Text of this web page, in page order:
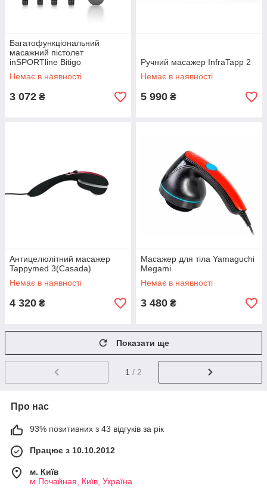
Багатофункціональний
масажний пістолет
inSPORTline Bitigo
Немає в наявності
3 072 ₴
Ручний масажер InfraTapp 2
Немає в наявності
5 990 ₴
Антицелюлітний масажер
Tappymed 3(Casada)
Немає в наявності
4 320 ₴
Масажер для тіла Yamaguchi
Megami
Немає в наявності
3 480 ₴
Показати ще
1 / 2
Про нас
93% позитивних з 43 відгуків за рік
Працює з 10.10.2012
м. Київ
м.Почайная, Київ, Україна